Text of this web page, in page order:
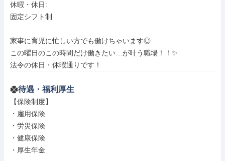
休暇・休日:
️固定シフト制️
家事に育児に忙しい方でも働けちゃいます◎
この曜日のこの時間だけ働きたい…が叶う職場！！✨
法令の休日・休暇通りです！
待遇・福利厚生
【保険制度】
・雇用保険
・労災保険
・健康保険
・厚生年金